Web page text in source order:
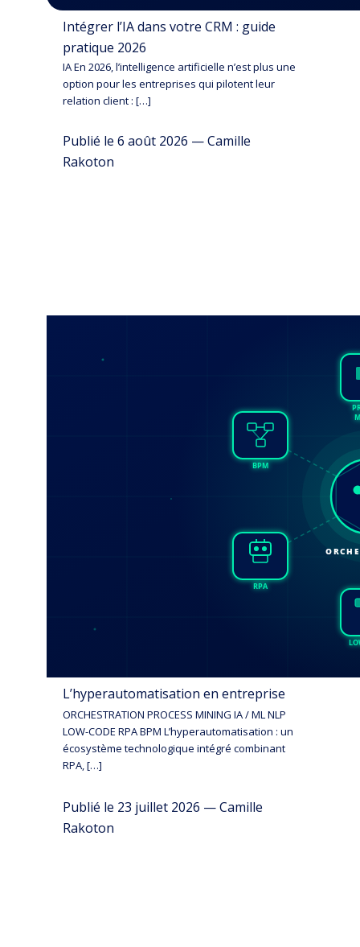
Intégrer l’IA dans votre CRM : guide
pratique 2026
IA En 2026, l’intelligence artificielle n’est plus une
option pour les entreprises qui pilotent leur
relation client : […]
Publié le 6 août 2026 — Camille
Rakoton
L’hyperautomatisation en entreprise
ORCHESTRATION PROCESS MINING IA / ML NLP
LOW-CODE RPA BPM L’hyperautomatisation : un
écosystème technologique intégré combinant
RPA, […]
Publié le 23 juillet 2026 — Camille
Rakoton